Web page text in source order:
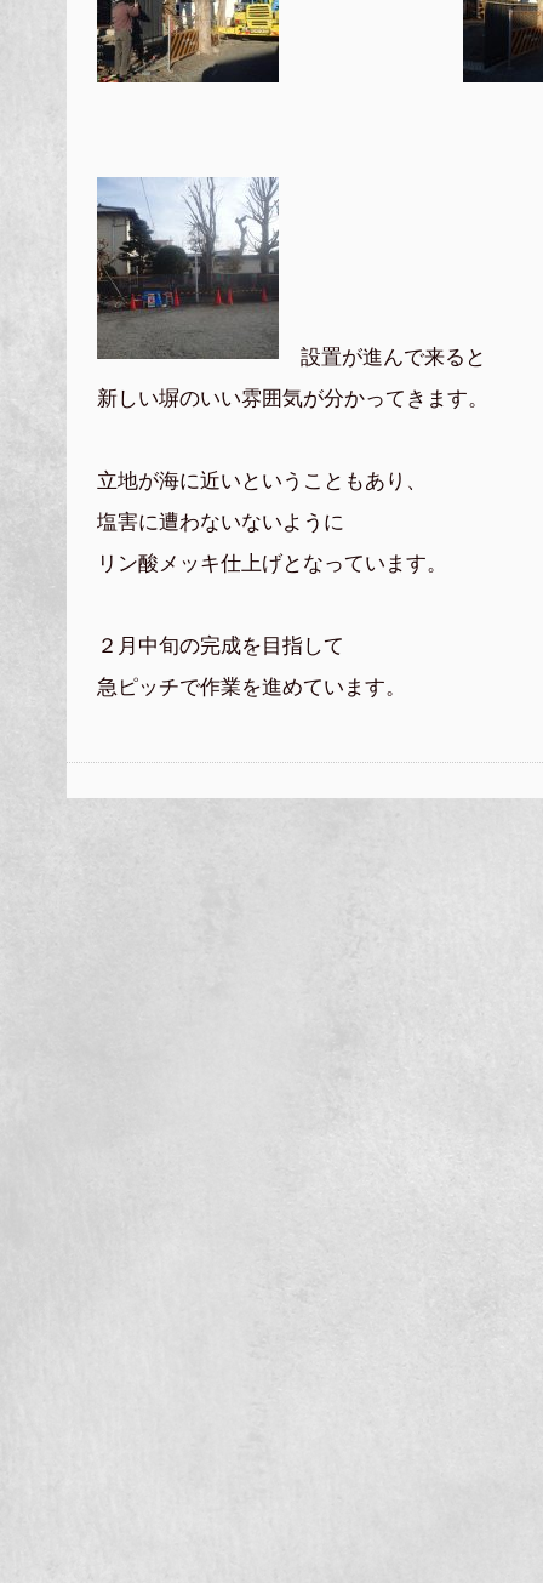
設置が進んで来ると
新しい塀のいい雰囲気が分かってきます。
立地が海に近いということもあり、
塩害に遭わないないように
リン酸メッキ仕上げとなっています。
２月中旬の完成を目指して
急ピッチで作業を進めています。